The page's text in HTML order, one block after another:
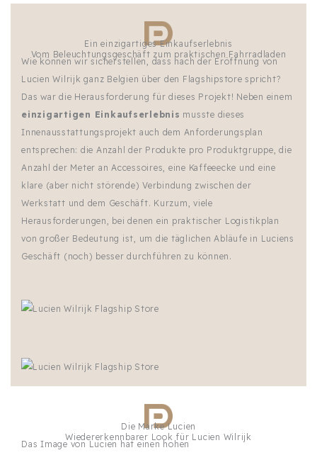
Vom Beleuchtungsgeschäft zum praktischen Fahrradladen
Ein einzigartiges Einkaufserlebnis
Wie können wir sicherstellen, dass nach der Eröffnung von
Lucien Wilrijk ganz Belgien über den Flagshipstore spricht?
Das war die Herausforderung für dieses Projekt! Neben einem
einzigartigen Einkaufserlebnis musste dieses
Innenausstattungsprojekt auch dem Anforderungsplan
entsprechen: die Anzahl der Produkte pro Produktgruppe, die
Anzahl der Meter an Accessoires, eine Kaffeeecke und eine
klare (aber nicht störende) Verbindung zwischen der
Werkstatt und dem Geschäft. Kurzum, viele
Herausforderungen, bei denen ein praktischer Logistikplan
von großer Bedeutung ist, um die täglichen Abläufe in Luciens
Geschäft (noch) besser durchführen zu können.
Wiedererkennbarer Look für Lucien Wilrijk
Die Marke Lucien
Das Image von Lucien hat einen hohen